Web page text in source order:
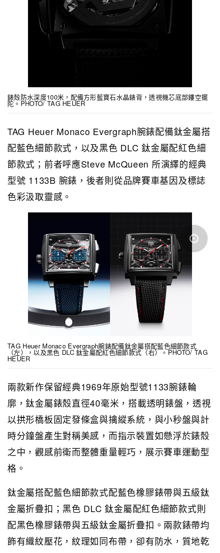
錶殼防水深度100米，配備方形藍寶石水晶錶背，透視機芯底部鏤空擺
陀。PHOTO/ TAG HEUER
TAG Heuer Monaco Evergraph腕錶配備鈦金屬搭
配藍色細節款式，以及黑色 DLC 鈦金屬配紅色細
節款式；前者呼應Steve McQueen 所演繹的經典
型號 1133B 腕錶，後者則從品牌賽車基因及標誌
色彩汲取靈感。
TAG Heuer Monaco Evergraph腕錶配備鈦金屬搭配藍色細節款式
（左），以及黑色 DLC 鈦金屬配紅色細節款式（右）。PHOTO/ TAG
HEUER
兩款新作保留經典1969年原始型號1133腕錶輪
廓，鈦金屬錶殼直徑40毫米，搭載透明錶盤，透視
以拱形橋板固定發條盒與擒縱系統，與小秒盤與計
時分鐘盤產生對稱美感，而指示裝置如懸浮於錶殼
之中，觀感前衛而整體重量輕巧，展示賽車運動型
格。
鈦金屬搭配藍色細節款式配藍色橡膠錶帶與五級鈦
金屬折疊扣；黑色 DLC 鈦金屬配紅色細節款式則
配黑色橡膠錶帶與五級鈦金屬折疊扣。兩款錶帶均
飾有織紋壓花，紋理如同布帶，卻有防水，質地乾